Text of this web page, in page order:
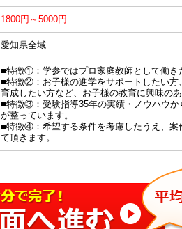
1800円～5000円
愛知県全域
■特徴①：学参ではプロ家庭教師として働き
■特徴②：お子様の進学をサポートしたい方
育成したい方など、お子様の教育に興味の
■特徴③：受験指導35年の実績・ノウハウか
が整っています。
■特徴④：希望する条件を考慮したうえ、案
て頂きます。